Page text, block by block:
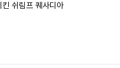
쉬림프 퀘사디아